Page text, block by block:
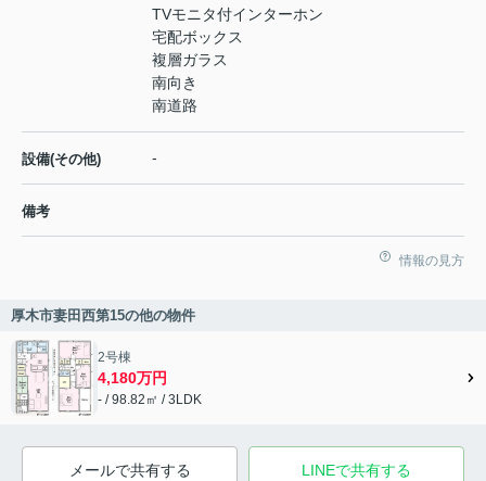
TVモニタ付インターホン
宅配ボックス
複層ガラス
南向き
南道路
設備(その他) -
備考
情報の見方
厚木市妻田西第15の他の物件
2号棟
4,180万円
- / 98.82㎡ / 3LDK
メールで共有する LINEで共有する